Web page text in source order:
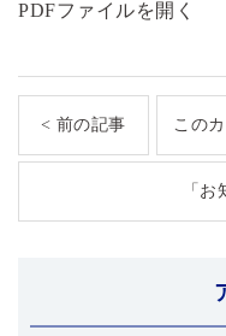
PDFファイルを開く
< 前の記事 この
「